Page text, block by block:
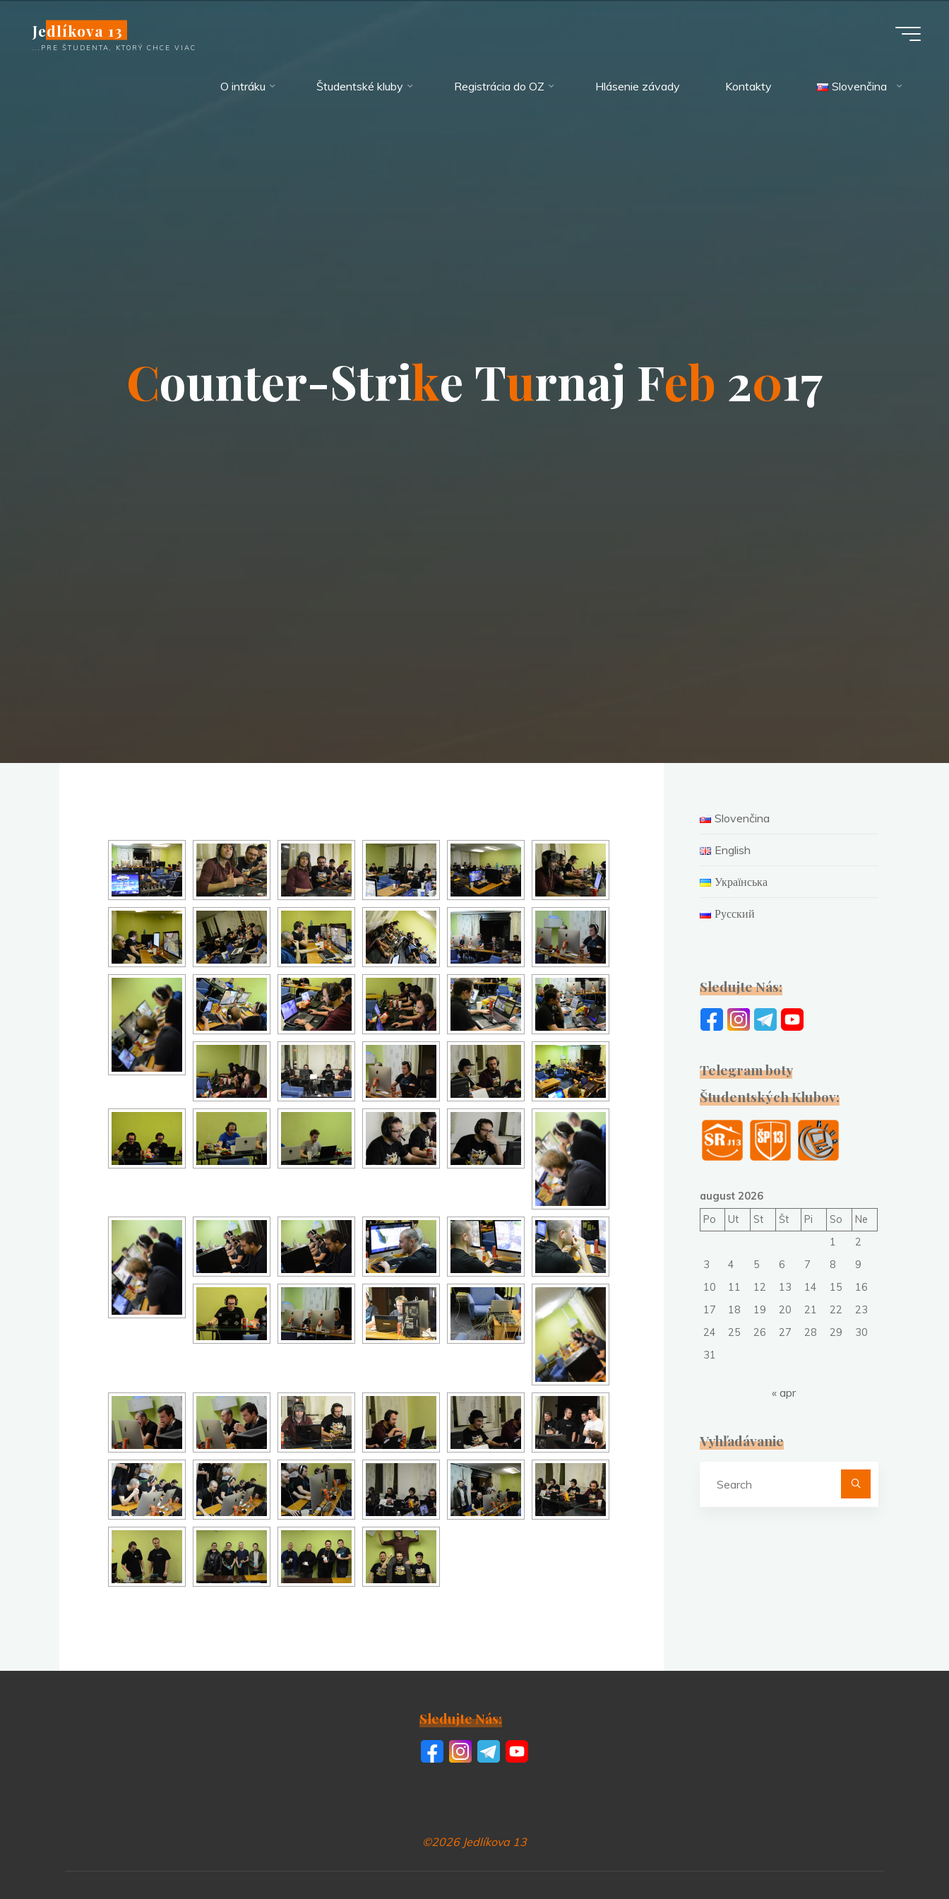
content
Jedlíkova 13
...PRE ŠTUDENTA, KTORÝ CHCE VIAC
O intráku Študentské kluby Registrácia do OZ Hlásenie závady Kontakty Slovenčina
Counter-Strike Turnaj Feb 2017
Slovenčina
English
Українська
Русский
Sledujte Nás:
Telegram boty
Študentských Klubov:
august 2026
Po
Ut St Št Pi So
Ne
1
2
3
4 5 6 7 8
9
10
11 12 13 14 15
16
17
18 19 20 21 22
23
24
25 26 27 28 29
30
31
« apr
Vyhľadávanie
Sledujte Nás:
©2026 Jedlíkova 13